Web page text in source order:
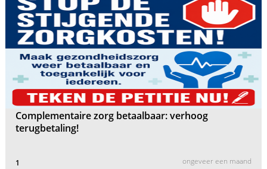
Complementaire zorg betaalbaar: verhoog
terugbetaling!
1 ongeveer een maand